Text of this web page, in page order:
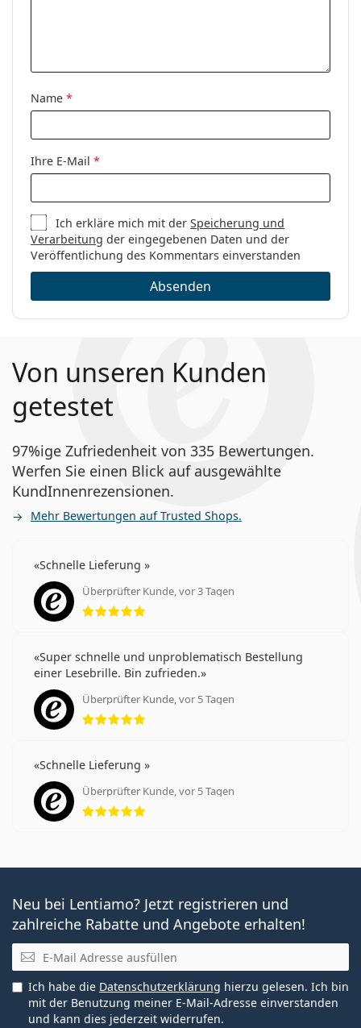
Name *
Ihre E-Mail *
Ich erkläre mich mit derSpeicherung und
Verarbeitung der eingegebenen Daten und der
Veröffentlichung des Kommentars einverstanden
Absenden
Von unseren Kunden
getestet
97%ige Zufriedenheit von 335 Bewertungen.
Werfen Sie einen Blick auf ausgewählte
KundInnenrezensionen.
Mehr Bewertungen auf Trusted Shops.
Schnelle Lieferung
Überprüfter Kunde, vor 3 Tagen
Bewertung 5 aus 5
Super schnelle und unproblematisch Bestellung
einer Lesebrille. Bin zufrieden.
Überprüfter Kunde, vor 5 Tagen
Bewertung 5 aus 5
Schnelle Lieferung
Überprüfter Kunde, vor 5 Tagen
Bewertung 5 aus 5
Neu bei Lentiamo? Jetzt registrieren und
zahlreiche Rabatte und Angebote erhalten!
E-Mail
Ich habe die Datenschutzerklärung hierzu gelesen. Ich bin
mit der Benutzung meiner E-Mail-Adresse einverstanden
und kann dies jederzeit widerrufen.